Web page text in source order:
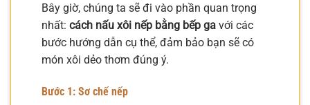
Bây giờ, chúng ta sẽ đi vào phần quan trọng
nhất: cách nấu xôi nếp bằng bếp ga với các
bước hướng dẫn cụ thể, đảm bảo bạn sẽ có
món xôi dẻo thơm đúng ý.
Bước 1: Sơ chế nếp